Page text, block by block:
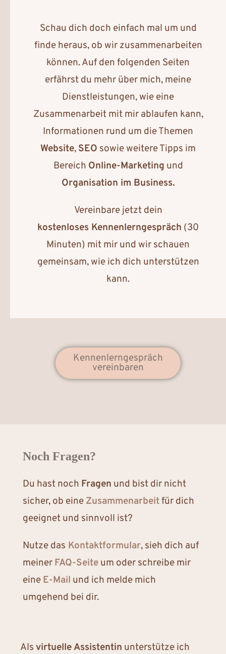
Schau dich doch einfach mal um und
finde heraus, ob wir zusammenarbeiten
können. Auf den folgenden Seiten
erfährst du mehr über mich, meine
Dienstleistungen, wie eine
Zusammenarbeit mit mir ablaufen kann,
Informationen rund um die Themen
Website, SEO sowie weitere Tipps im
Bereich Online-Marketing und
Organisation im Business.
Vereinbare jetzt dein
kostenloses Kennenlern­gespräch (30
Minuten) mit mir und wir schauen
gemeinsam, wie ich dich unterstützen
kann.
Kennenlerngespräch
vereinbaren
Noch Fragen?
Du hast noch Fragen und bist dir nicht
sicher, ob eine Zusammenarbeitfür dich
geeignet und sinnvoll ist?
Nutze das Kontaktformular, sieh dich auf
meiner FAQ-Seiteum oder schreibe mir
eine E-Mail und ich melde mich
umgehend bei dir.
Als virtuelle Assistentin unterstütze ich